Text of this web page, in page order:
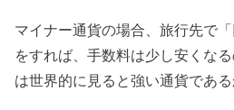
マイナー通貨の場合、旅行先で
をすれば、手数料は少し安くな
は世界的に見ると強い通貨である